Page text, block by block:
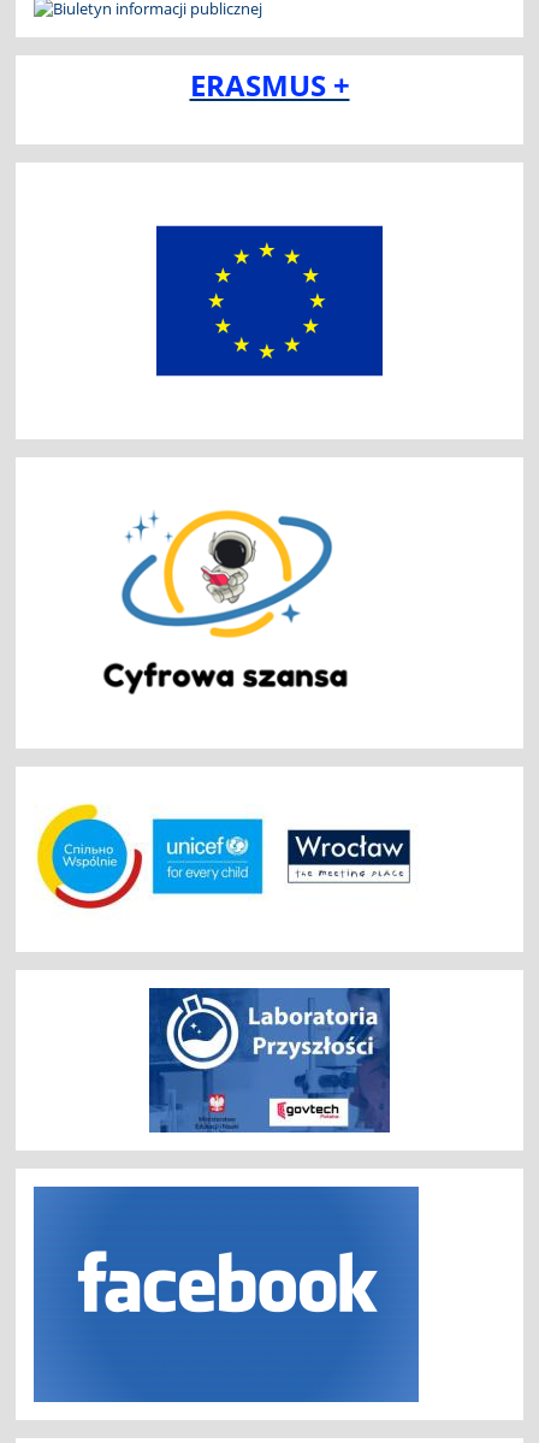
ERASMUS +